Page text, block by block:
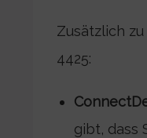
Zusätzlich
4425:
gibt, dass